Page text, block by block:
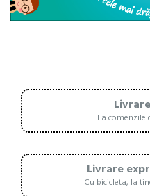
La comenzile
Livrare
Cu bicicleta, la